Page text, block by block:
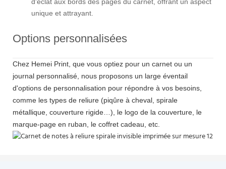
unique et attrayant.
Options personnalisées
Chez Hemei Print, que vous optiez pour un carnet ou un
journal personnalisé, nous proposons un large éventail
d'options de personnalisation pour répondre à vos besoins,
comme les types de reliure (piqûre à cheval, spirale
métallique, couverture rigide…), le logo de la couverture, le
marque-page en ruban, le coffret cadeau, etc.